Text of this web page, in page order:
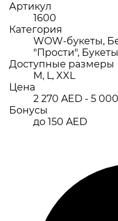
Артикул
1600
Категория
WOW-букеты,
"Прости",
Доступные размеры
M, L, XXL
Цена
2 270 AED - 5
Бонусы
до 150 AED